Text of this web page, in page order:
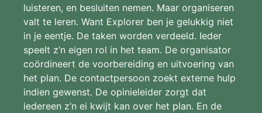
luisteren, en besluiten nemen. Maar organiseren
valt te leren. Want Explorer ben je gelukkig niet
in je eentje. De taken worden verdeeld. Ieder
speelt z’n eigen rol in het team. De organisator
coördineert de voorbereiding en uitvoering van
het plan. De contactpersoon zoekt externe hulp
indien gewenst. De opinieleider zorgt dat
iedereen z’n ei kwijt kan over het plan. En de